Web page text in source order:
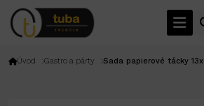
Úvod Gastro a párty Sada papierové tácky